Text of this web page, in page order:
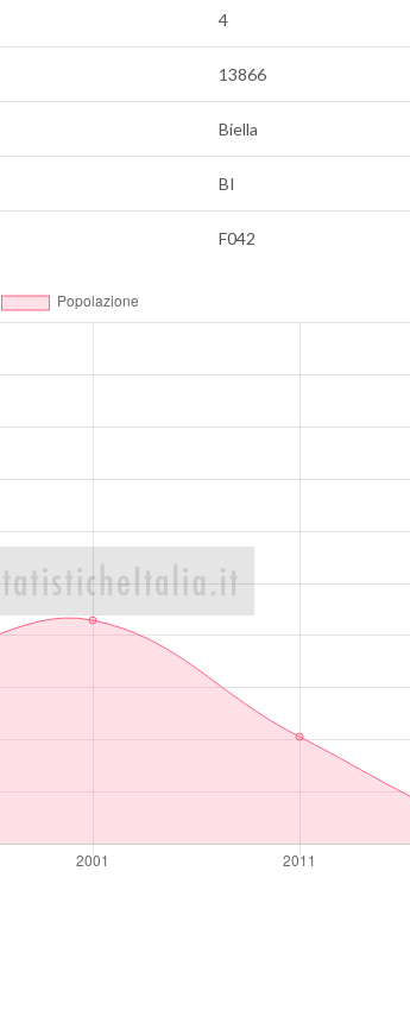
4
13866
Biella
BI
F042